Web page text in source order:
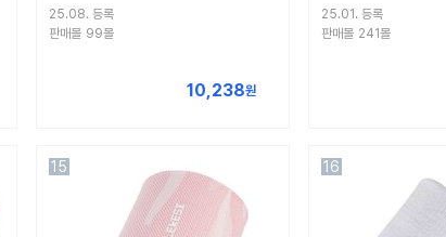
25.08. 등록
판매몰 99몰
10,238원
25.01. 등록
판매몰 241몰
15 16